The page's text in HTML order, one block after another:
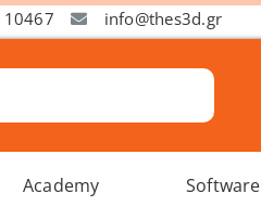
info@thes3d.gr
Academy Software